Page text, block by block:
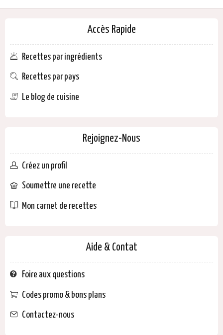
Accès Rapide
Recettes par ingrédients
Recettes par pays
Le blog de cuisine
Rejoignez-Nous
Créez un profil
Soumettre une recette
Mon carnet de recettes
Aide & Contat
Foire aux questions
Codes promo & bons plans
Contactez-nous